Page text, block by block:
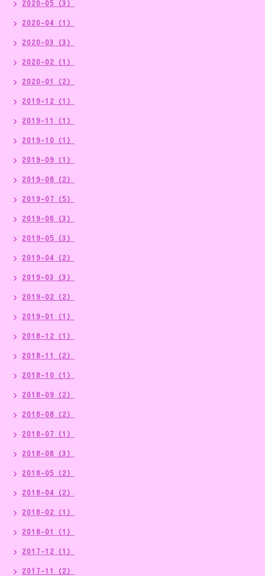
2020-05（3）
2020-04（1）
2020-03（3）
2020-02（1）
2020-01（2）
2019-12（1）
2019-11（1）
2019-10（1）
2019-09（1）
2019-08（2）
2019-07（5）
2019-06（3）
2019-05（3）
2019-04（2）
2019-03（3）
2019-02（2）
2019-01（1）
2018-12（1）
2018-11（2）
2018-10（1）
2018-09（2）
2018-08（2）
2018-07（1）
2018-06（3）
2018-05（2）
2018-04（2）
2018-02（1）
2018-01（1）
2017-12（1）
2017-11（2）